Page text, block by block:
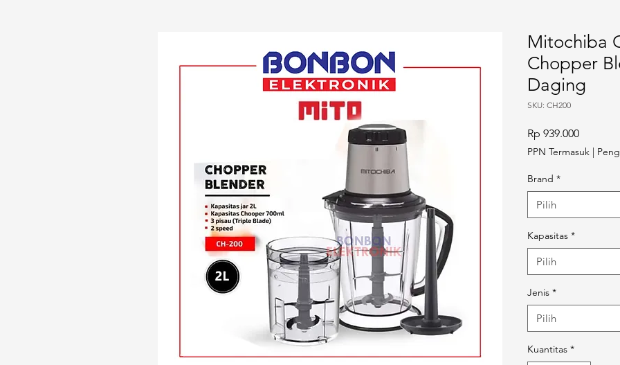
Mitochiba
Chopper
Daging
SKU: CH200
Rp 939.000Harga
PPN Termasuk |
Brand *
Pilih
Kapasitas *
Pilih
Jenis *
Pilih
Kuantitas *